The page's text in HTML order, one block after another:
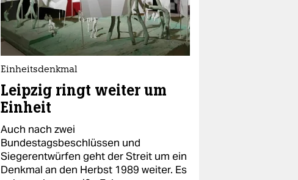
Einheitsdenkmal
Leipzig ringt weiter um
Einheit
Auch nach zwei
Bundestagsbeschlüssen und
Siegerentwürfen geht der Streit um ein
Denkmal an den Herbst 1989 weiter. Es